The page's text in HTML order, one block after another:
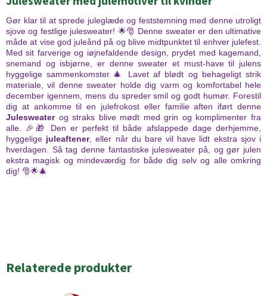
Gør klar til at sprede juleglæde og feststemning med denne utroligt
sjove og festlige julesweater! 🌟🎅 Denne sweater er den ultimative
måde at vise god juleånd på og blive midtpunktet til enhver julefest.
Med sit farverige og iøjnefaldende design, prydet med kagemand,
snemand og isbjørne, er denne sweater et must-have til julens
hyggelige sammenkomster.🎄 Lavet af blødt og behageligt strik
materiale, vil denne sweater holde dig varm og komfortabel hele
december igennem, mens du spreder smil og godt humør. Forestil
dig at ankomme til en julefrokost eller familie aften iført denne
Julesweater og straks blive mødt med grin og komplimenter fra
alle. 🎉🎁 Den er perfekt til både afslappede dage derhjemme,
hyggelige juleaftener, eller når du bare vil have lidt ekstra sjov i
hverdagen. Så tag denne fantastiske julesweater på, og gør julen
ekstra magisk og mindeværdig for både dig selv og alle omkring
dig! 🎅🌟🎄
Relaterede produkter